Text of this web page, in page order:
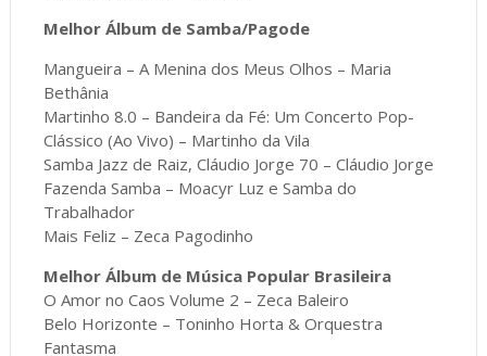
Melhor Álbum de Samba/Pagode
Mangueira – A Menina dos Meus Olhos – Maria
Bethânia
Martinho 8.0 – Bandeira da Fé: Um Concerto Pop-
Clássico (Ao Vivo) – Martinho da Vila
Samba Jazz de Raiz, Cláudio Jorge 70 – Cláudio Jorge
Fazenda Samba – Moacyr Luz e Samba do
Trabalhador
Mais Feliz – Zeca Pagodinho
Melhor Álbum de Música Popular Brasileira
O Amor no Caos Volume 2 – Zeca Baleiro
Belo Horizonte – Toninho Horta & Orquestra
Fantasma